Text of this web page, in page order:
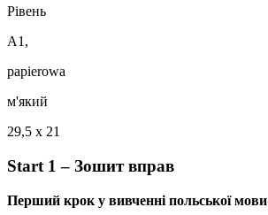
Рівень
A1,
papierowa
м'який
29,5 x 21
Start 1 – Зошит вправ
Перший крок у вивченні польської мови